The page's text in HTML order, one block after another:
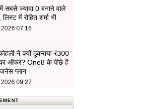
सबसे ज्यादा 0 बनाने वाले
में रोहित शर्मा भी
07:16
ने क्यों ठुकराया ₹300
ऑफर? One8 के पीछे है
प्लान
09:27